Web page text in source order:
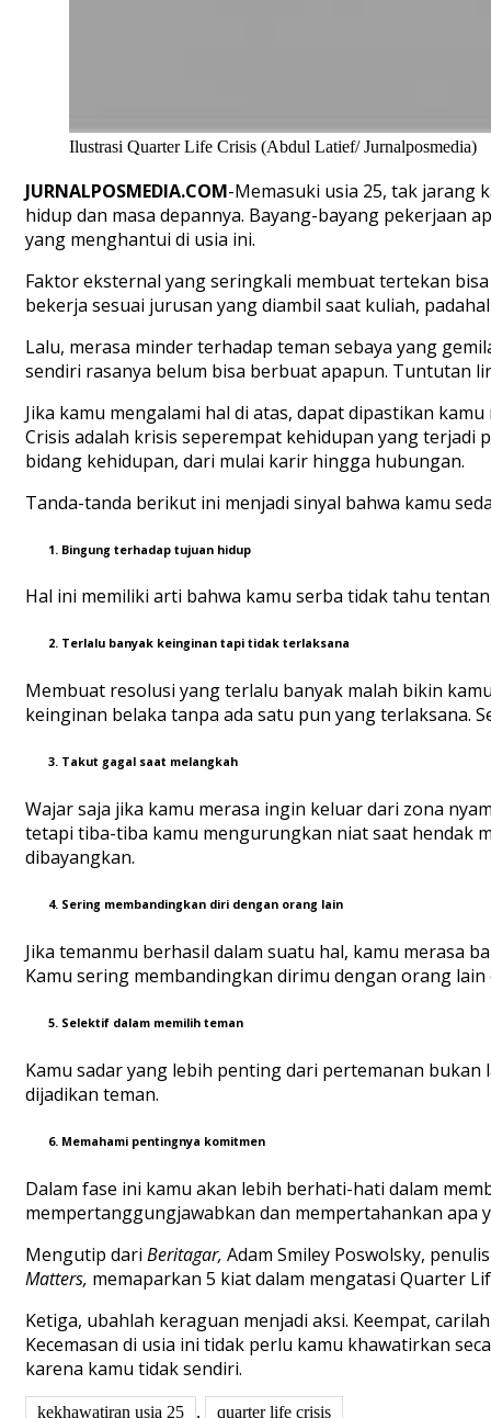
Ilustrasi Quarter Life Crisis (Abdul Latief/ Jurnalposmedia)
JURNALPOSMEDIA.COM-Memasuki usia 25, tak jarang
hidup dan masa depannya. Bayang-bayang pekerjaan
yang menghantui di usia ini.
Faktor eksternal yang seringkali membuat tertekan
bekerja sesuai jurusan yang diambil saat kuliah,
Lalu, merasa minder terhadap teman sebaya yang
sendiri rasanya belum bisa berbuat apapun. Tuntutan
Jika kamu mengalami hal di atas, dapat dipastikan
Crisis adalah krisis seperempat kehidupan yang terjadi
bidang kehidupan, dari mulai karir hingga hubungan.
Tanda-tanda berikut ini menjadi sinyal bahwa kamu
1. Bingung terhadap tujuan hidup
Hal ini memiliki arti bahwa kamu serba tidak tahu
2. Terlalu banyak keinginan tapi tidak terlaksana
Membuat resolusi yang terlalu banyak malah bikin
keinginan belaka tanpa ada satu pun yang terlaksana.
3. Takut gagal saat melangkah
Wajar saja jika kamu merasa ingin keluar dari zona
tetapi tiba-tiba kamu mengurungkan niat saat hendak
dibayangkan.
4. Sering membandingkan diri dengan orang lain
Jika temanmu berhasil dalam suatu hal, kamu merasa
Kamu sering membandingkan dirimu dengan orang
5. Selektif dalam memilih teman
Kamu sadar yang lebih penting dari pertemanan
dijadikan teman.
6. Memahami pentingnya komitmen
Dalam fase ini kamu akan lebih berhati-hati dalam
mempertanggungjawabkan dan mempertahankan
Mengutip dari Beritagar, Adam Smiley Poswolsky,
Matters, memaparkan 5 kiat dalam mengatasi Quarter
Ketiga, ubahlah keraguan menjadi aksi. Keempat,
Kecemasan di usia ini tidak perlu kamu khawatirkan
karena kamu tidak sendiri.
kekhawatiran usia 25 , quarter life crisis